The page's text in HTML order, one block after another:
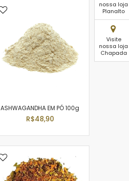
ASHWAGANDHA EM PÓ 100g
R$48,90
nossa loja
Planalto
Visite
nossa loja
Chapada